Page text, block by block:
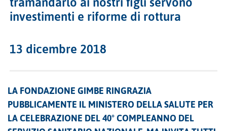
investimenti e riforme di rottura
13 dicembre 2018
LA FONDAZIONE GIMBE RINGRAZIA
PUBBLICAMENTE IL MINISTERO DELLA SALUTE PER
LA CELEBRAZIONE DEL 40° COMPLEANNO DEL